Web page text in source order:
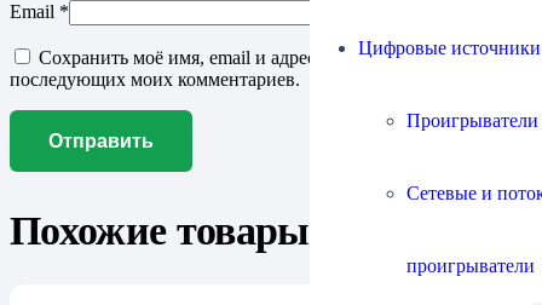
Цифровые источники
Сетевые и
проигрыватели
Email *
Сохранить моё имя, email и адрес сайта в этом браузере для
последующих моих комментариев.
Похожие товары